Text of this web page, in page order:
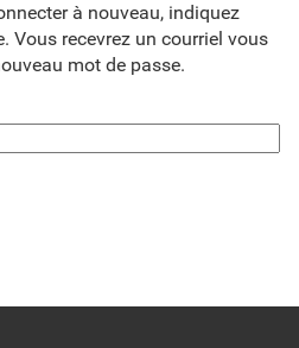
à nouveau, indiquez
Vous recevrez un courriel vous
mot de passe.